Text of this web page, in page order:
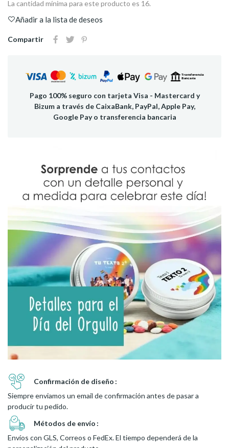
La cantidad mínima para este producto es 16.
Añadir a la lista de deseos
Compartir
Pago 100% seguro con tarjeta Visa - Mastercard y
Bizum a través de CaixaBank, PayPal, Apple Pay,
Google Pay o transferencia bancaria
Confirmación de diseño
Siempre enviamos un email de confirmación antes de pasar a
producir tu pedido.
Métodos de envío
Envíos con GLS, Correos o FedEx. El tiempo dependerá de la